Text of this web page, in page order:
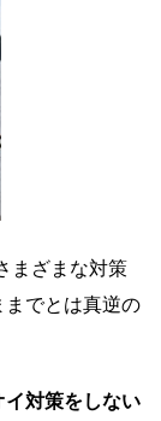
まざまな対策
でとは真逆の
イ対策をしない